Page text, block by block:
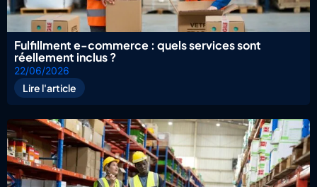
Fulfillment e-commerce : quels services sont
réellement inclus ?
22/06/2026
Lire l'article